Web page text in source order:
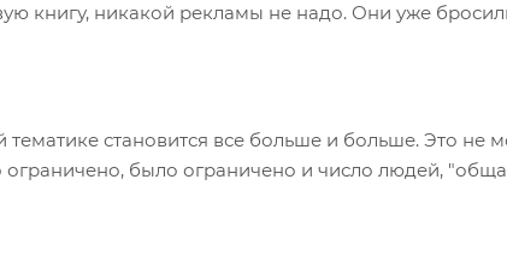
книгу, никакой рекламы не надо. Они уже
становится все больше и больше. Это
было ограничено и число людей,